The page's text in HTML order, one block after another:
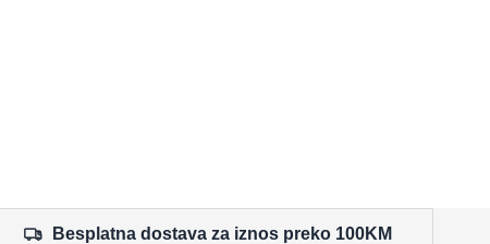
Besplatna dostava za iznos preko 100KM